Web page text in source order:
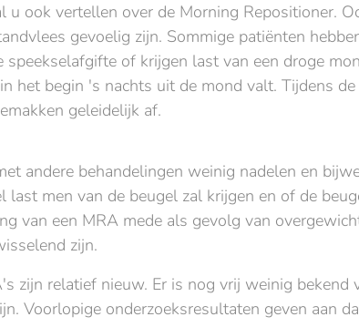
u ook vertellen over de Morning Repositioner.
gevoelig zijn. Sommige patiënten
speekselafgifte of krijgen last van een droge
het begin 's nachts uit de mond valt. Tijdens
geleidelijk af.
andere behandelingen weinig nadelen en
men van de beugel zal krijgen en of de
van een MRA mede als gevolg van
zijn.
zijn relatief nieuw. Er is nog vrij weinig bekend
Voorlopige onderzoeksresultaten geven aan